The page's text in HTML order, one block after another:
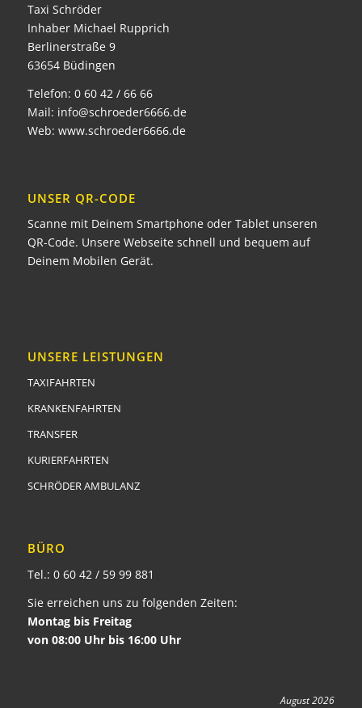
Taxi Schröder
Inhaber Michael Rupprich
Berlinerstraße 9
63654 Büdingen
Telefon: 0 60 42 / 66 66
Mail: info@schroeder6666.de
Web: www.schroeder6666.de
UNSER QR-CODE
Scanne mit Deinem Smartphone oder Tablet unseren
QR-Code. Unsere Webseite schnell und bequem auf
Deinem Mobilen Gerät.
UNSERE LEISTUNGEN
TAXIFAHRTEN
KRANKENFAHRTEN
TRANSFER
KURIERFAHRTEN
SCHRÖDER AMBULANZ
BÜRO
Tel.: 0 60 42 / 59 99 881
Sie erreichen uns zu folgenden Zeiten:
Montag bis Freitag
von 08:00 Uhr bis 16:00 Uhr
August 2026